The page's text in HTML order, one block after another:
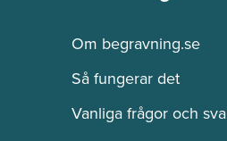
Om begravning.se
Så fungerar det
Vanliga frågor och